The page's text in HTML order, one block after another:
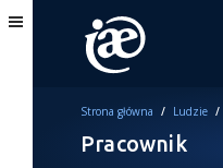
Strona główna / Ludzie /
Pracownik